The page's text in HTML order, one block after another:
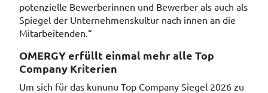
potenzielle Bewerberinnen und Bewerber als auch als
Spiegel der Unternehmenskultur nach innen an die
Mitarbeitenden.“
OMERGY erfüllt einmal mehr alle Top
Company Kriterien
Um sich für das kununu Top Company Siegel 2026 zu